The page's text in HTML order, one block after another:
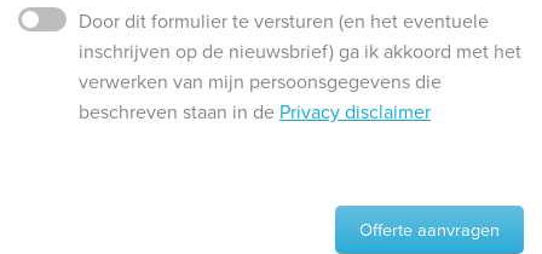
Door dit formulier te versturen (en het eventuele
inschrijven op de nieuwsbrief) ga ik akkoord met het
verwerken van mijn persoonsgegevens die
beschreven staan in de Privacy disclaimer
Offerte aanvragen